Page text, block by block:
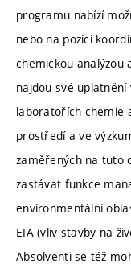
programu nabízí
nebo na pozici
chemickou analýzou
najdou své
laboratořích chemie
prostředí a ve
zaměřených na tuto
zastávat funkce
environmentální
EIA (vliv stavby na
Absolventi se též